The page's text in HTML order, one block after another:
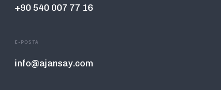
+90 540 007 77 16
E-POSTA
info@ajansay.com